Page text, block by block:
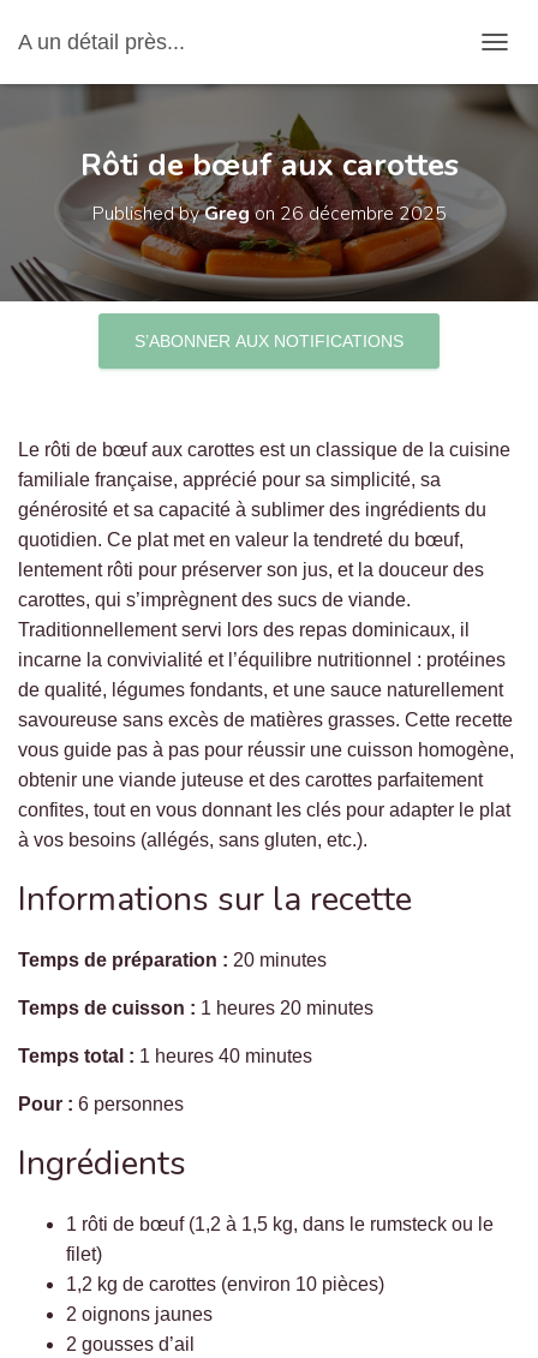
A un détail près...
Rôti de bœuf aux carottes
Published byGregon 26 décembre 2025
S’ABONNER AUX NOTIFICATIONS
Le rôti de bœuf aux carottes est un classique de la cuisine
familiale française, apprécié pour sa simplicité, sa
générosité et sa capacité à sublimer des ingrédients du
quotidien. Ce plat met en valeur la tendreté du bœuf,
lentement rôti pour préserver son jus, et la douceur des
carottes, qui s’imprègnent des sucs de viande.
Traditionnellement servi lors des repas dominicaux, il
incarne la convivialité et l’équilibre nutritionnel : protéines
de qualité, légumes fondants, et une sauce naturellement
savoureuse sans excès de matières grasses. Cette recette
vous guide pas à pas pour réussir une cuisson homogène,
obtenir une viande juteuse et des carottes parfaitement
confites, tout en vous donnant les clés pour adapter le plat
à vos besoins (allégés, sans gluten, etc.).
Informations sur la recette
Temps de préparation : 20 minutes
Temps de cuisson : 1 heures 20 minutes
Temps total : 1 heures 40 minutes
Pour : 6 personnes
Ingrédients
1 rôti de bœuf (1,2 à 1,5 kg, dans le rumsteck ou le
filet)
1,2 kg de carottes (environ 10 pièces)
2 oignons jaunes
2 gousses d’ail